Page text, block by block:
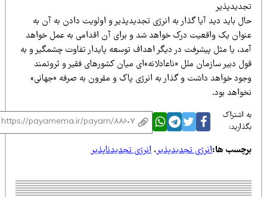
گذار به انرژی تجدیدپذیر و اولویت دادن به آن به
درک خواهد شد و برای آن اقدامی به عمل خواهد
در دیگر اهداف توسعه پایدار تفاوت چشمگیر و به
ملل «ناعادلانه»ای میان کشورهای فقیر و ثروتمند
و گذار به انرژی پاک و مقرون به صرفه «جهانی»
تجدیدپذیر،انرژی تجدیدناپذیر